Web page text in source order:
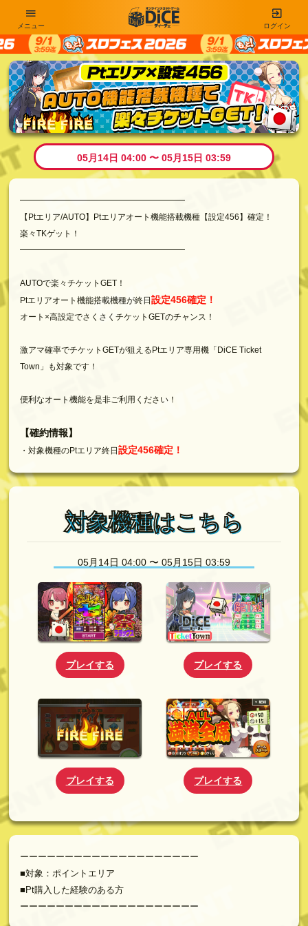
ログイン
メニュー
05月14日 04:00 〜 05月15日 03:59
━━━━━━━━━━━━━━━━━━━━
【Ptエリア/AUTO】Ptエリアオート機能搭載機種【設定456】確定！
楽々TKゲット！
━━━━━━━━━━━━━━━━━━━━
AUTOで楽々チケットGET！
Ptエリアオート機能搭載機種が終日設定456確定！
オート×高設定でさくさくチケットGETのチャンス！
激アマ確率でチケットGETが狙えるPtエリア専用機「DiCE Ticket
Town」も対象です！
便利なオート機能を是非ご利用ください！
【確約情報】
・対象機種のPtエリア終日設定456確定！
対象機種はこちら
05月14日 04:00 〜 05月15日 03:59
プレイする プレイする
プレイする プレイする
ーーーーーーーーーーーーーーーーーーーー
■対象：ポイントエリア
■Pt購入した経験のある方
ーーーーーーーーーーーーーーーーーーーー